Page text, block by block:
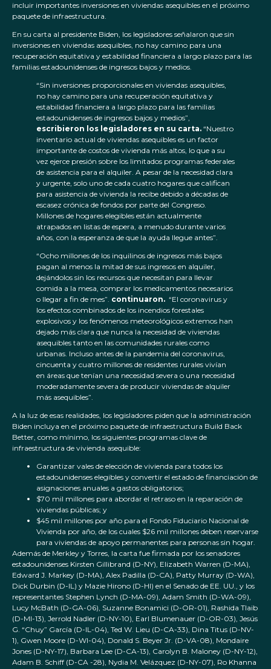
incluir importantes inversiones en viviendas asequibles en el próximo
paquete de infraestructura.
En su carta al presidente Biden, los legisladores señalaron que sin
inversiones en viviendas asequibles, no hay camino para una
recuperación equitativa y estabilidad financiera a largo plazo para las
familias estadounidenses de ingresos bajos y medios.
“Sin inversiones proporcionales en viviendas asequibles,
no hay camino para una recuperación equitativa y
estabilidad financiera a largo plazo para las familias
estadounidenses de ingresos bajos y medios”,
escribieron los legisladores en su carta. “Nuestro
inventario actual de viviendas asequibles es un factor
importante de costos de vivienda más altos, lo que a su
vez ejerce presión sobre los limitados programas federales
de asistencia para el alquiler. A pesar de la necesidad clara
y urgente, solo uno de cada cuatro hogares que califican
para asistencia de vivienda la recibe debido a décadas de
escasez crónica de fondos por parte del Congreso.
Millones de hogares elegibles están actualmente
atrapados en listas de espera, a menudo durante varios
años, con la esperanza de que la ayuda llegue antes”.
“Ocho millones de los inquilinos de ingresos más bajos
pagan al menos la mitad de sus ingresos en alquiler,
dejándolos sin los recursos que necesitan para llevar
comida a la mesa, comprar los medicamentos necesarios
o llegar a fin de mes”. continuaron. “El coronavirus y
los efectos combinados de los incendios forestales
explosivos y los fenómenos meteorológicos extremos han
dejado más clara que nunca la necesidad de viviendas
asequibles tanto en las comunidades rurales como
urbanas. Incluso antes de la pandemia del coronavirus,
cincuenta y cuatro millones de residentes rurales vivían
en áreas que tenían una necesidad severa o una necesidad
moderadamente severa de producir viviendas de alquiler
más asequibles”.
A la luz de esas realidades, los legisladores piden que la administración
Biden incluya en el próximo paquete de infraestructura Build Back
Better, como mínimo, los siguientes programas clave de
infraestructura de vivienda asequible:
Garantizar vales de elección de vivienda para todos los
estadounidenses elegibles y convertir el estado de financiación de
asignaciones anuales a gastos obligatorios;
$70 mil millones para abordar el retraso en la reparación de
viviendas públicas; y
$45 mil millones por año para el Fondo Fiduciario Nacional de
Vivienda por año, de los cuales $26 mil millones deben reservarse
para viviendas de apoyo permanentes para personas sin hogar.
Además de Merkley y Torres, la carta fue firmada por los senadores
estadounidenses Kirsten Gillibrand (D-NY), Elizabeth Warren (D-MA),
Edward J. Markey (D-MA), Alex Padilla (D-CA), Patty Murray (D-WA),
Dick Durbin (D-IL) y Mazie Hirono (D-HI) en el Senado de EE. UU., y los
representantes Stephen Lynch (D-MA-09), Adam Smith (D-WA-09),
Lucy McBath (D-GA-06), Suzanne Bonamici (D-OR-01), Rashida Tlaib
(D-MI-13), Jerrold Nadler (D-NY-10), Earl Blumenauer (D-OR-03), Jesús
G. “Chuy” García (D-IL-04), Ted W. Lieu (D-CA-33), Dina Titus (D-NV-
1), Gwen Moore (D-WI-04), Donald S. Beyer Jr. (D-VA-08), Mondaire
Jones (D-NY-17), Barbara Lee (D-CA-13), Carolyn B. Maloney (D-NY-12),
Adam B. Schiff (D-CA -28), Nydia M. Velázquez (D-NY-07), Ro Khanna